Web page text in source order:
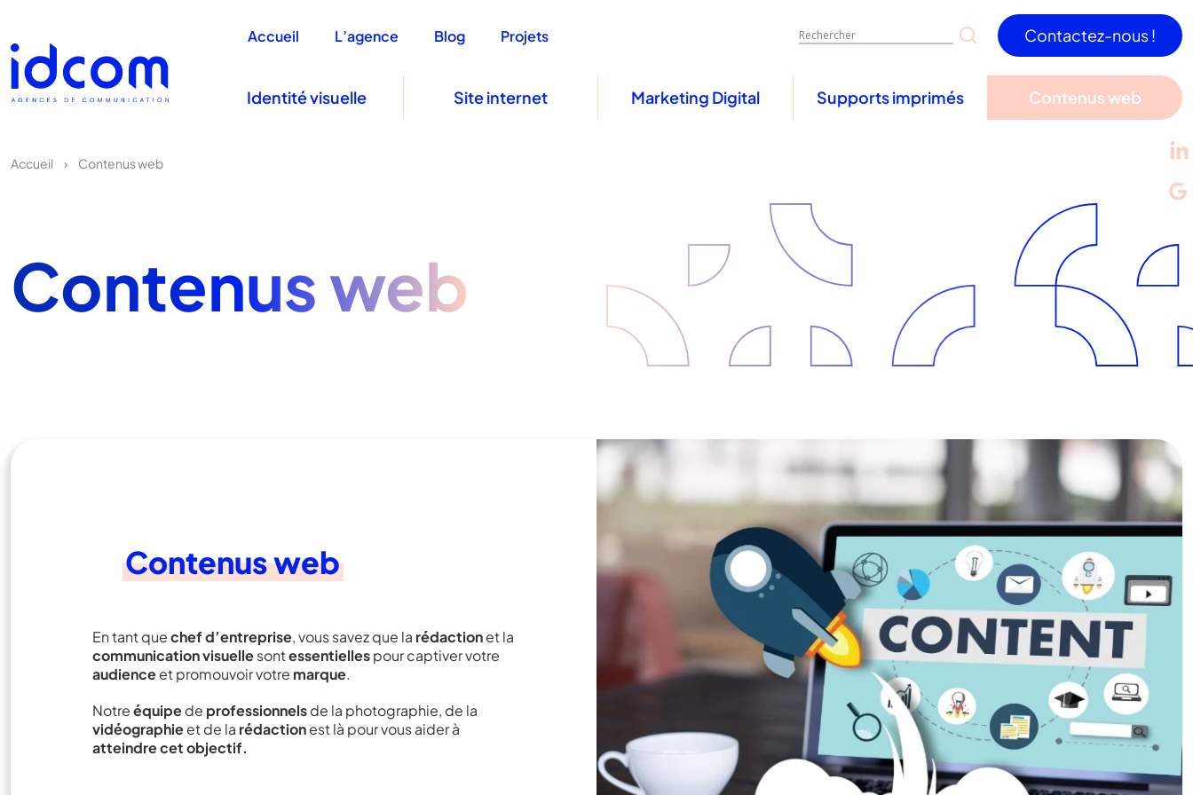
Accueil L’agence Blog Projets Contactez-nous !
Identité visuelle Site internet Marketing Digital Supports imprimés Contenus web
Accueil › Contenus web
Contenus web
Contenus web
En tant quechef d’entreprise, vous savez que la rédactionet la
communication visuellesontessentiellespour captiver votre
audienceet promouvoir votre marque.
Notreéquipede professionnelsde la photographie, de la
vidéographieet de la rédactionest là pour vous aider à
atteindre cet objectif.